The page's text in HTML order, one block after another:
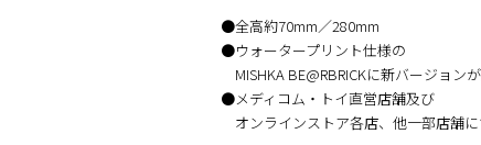
●全高約70mm／280mm
●ウォータープリント仕様の
MISHKA BE@RBRICKに新バージョン
●メディコム・トイ直営店舗及び
オンラインストア各店、他一部店舗に